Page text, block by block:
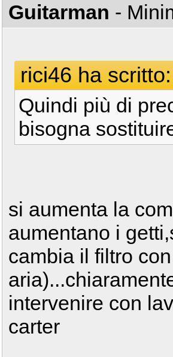
Guitarman -
rici46 ha scritto:
Quindi più di
bisogna
si aumenta la
aumentano i
cambia il filtro
intervenire con
carter